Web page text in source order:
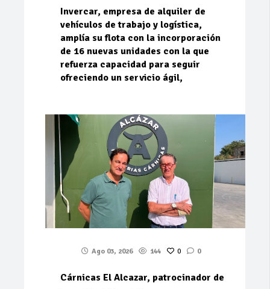
Invercar, empresa de alquiler de
vehículos de trabajo y logística,
amplía su flota con la incorporación
de 16 nuevas unidades con la que
refuerza capacidad para seguir
ofreciendo un servicio ágil,
Ago 03, 2026 144 0 0
Cárnicas El Alcazar, patrocinador de